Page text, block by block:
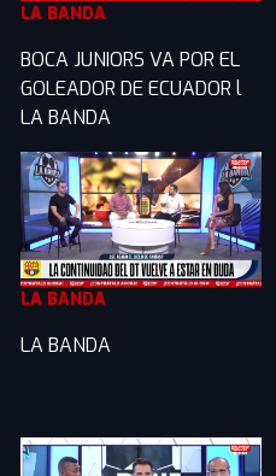
LA BANDA
BOCA JUNIORS VA POR EL
GOLEADOR DE ECUADOR l
LA BANDA
LA BANDA
LA BANDA